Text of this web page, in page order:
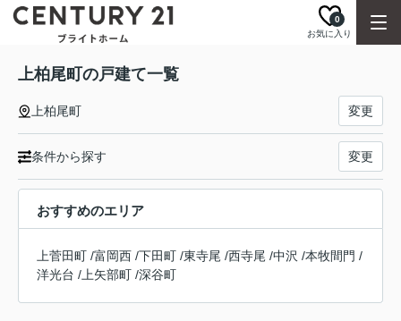
お気に入り
0
上柏尾町の戸建て一覧
上柏尾町 変更
条件から探す 変更
おすすめのエリア
上菅田町 /富岡西 /下田町 /東寺尾 /西寺尾 /中沢 /本牧間門 /
洋光台 / 上矢部町 /深谷町